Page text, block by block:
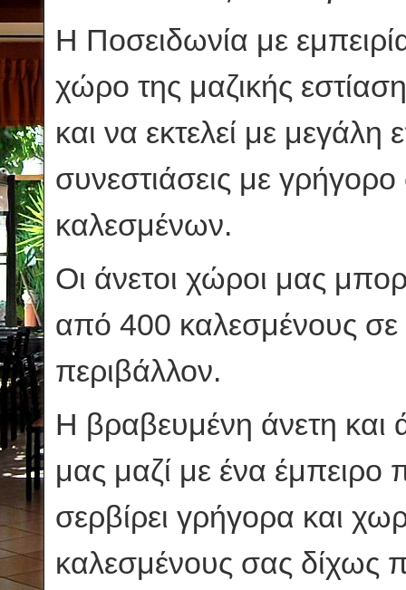
Η Ποσειδωνία με
χώρο της μαζικής
και να εκτελεί με μεγάλη
συνεστιάσεις με
καλεσμένων.
Οι άνετοι χώροι μας
από 400 καλεσμένους σε
περιβάλλον.
Η βραβευμένη άνετη και
μας μαζί με ένα
σερβίρει γρήγορα και
καλεσμένους σας δίχως